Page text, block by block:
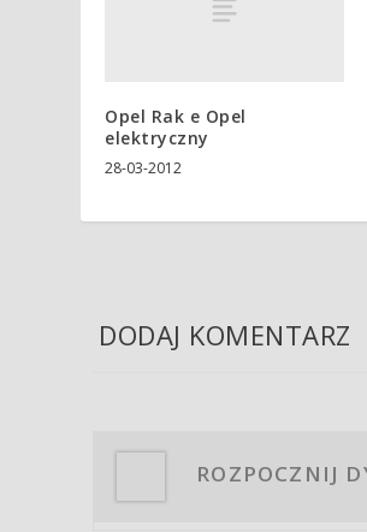
Opel Rak e Opel
elektryczny
28-03-2012
DODAJ KOMENTARZ